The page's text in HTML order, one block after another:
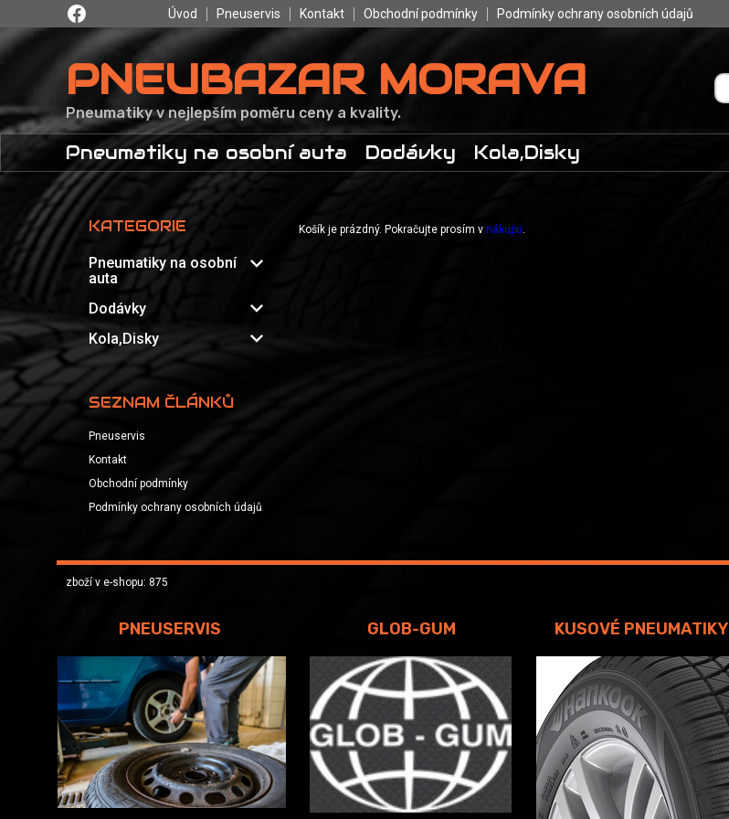
Úvod Pneuservis Kontakt Obchodní podmínky Podmínky ochrany osobních údajů
PNEUBAZAR MORAVA
Pneumatiky v nejlepším poměru ceny a kvality.
Pneumatiky na osobní auta Dodávky Kola,Disky
KATEGORIE
Pneumatiky na osobní
auta
expand_more
Dodávky expand_more
Kola,Disky expand_more
SEZNAM ČLÁNKŮ
Pneuservis
Kontakt
Obchodní podmínky
Podmínky ochrany osobních údajů
Košík je prázdný. Pokračujte prosím v nákupu.
zboží v e-shopu: 875
PNEUSERVIS GLOB-GUM KUSOVÉ PNEUMATIKY